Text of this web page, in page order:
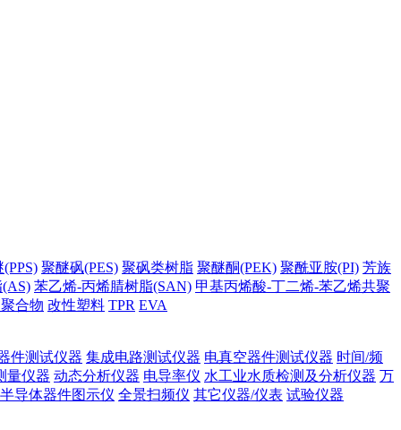
聚醚砜(PES) 聚砜类树脂 聚醚酮(PEK) 聚酰亚胺(PI) 芳族
苯乙烯-丙烯腈树脂(SAN) 甲基丙烯酸-丁二烯-苯乙烯共聚
合物 改性塑料 TPR EVA
件测试仪器 集成电路测试仪器 电真空器件测试仪器 时间/频
量仪器 动态分析仪器 电导率仪 水工业水质检测及分析仪器 万
半导体器件图示仪 全景扫频仪 其它仪器/仪表 试验仪器